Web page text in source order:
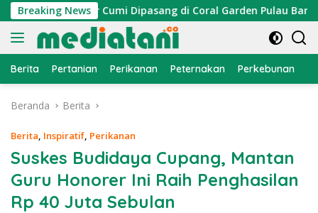
Langsung
ke
konten
Breaking News
Cumi Dipasang di Coral Garden Pulau Barrang Caddi
Berita Pertanian Perikanan Peternakan Perkebunan
Beranda Berita
Berita, Inspiratif, Perikanan
Suskes Budidaya Cupang, Mantan
Guru Honorer Ini Raih Penghasilan
Rp 40 Juta Sebulan